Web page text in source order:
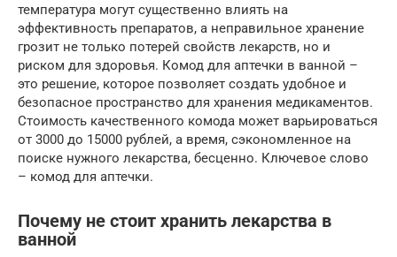
температура могут существенно влиять на
эффективность препаратов, а неправильное хранение
грозит не только потерей свойств лекарств, но и
риском для здоровья. Комод для аптечки в ванной –
это решение, которое позволяет создать удобное и
безопасное пространство для хранения медикаментов.
Стоимость качественного комода может варьироваться
от 3000 до 15000 рублей, а время, сэкономленное на
поиске нужного лекарства, бесценно. Ключевое слово
– комод для аптечки.
Почему не стоит хранить лекарства в
ванной